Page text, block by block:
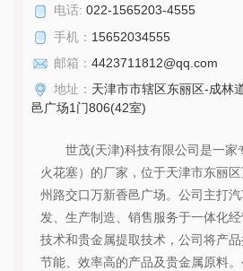
电话: 022-1565203-4555
手机： 15652034555
邮箱： 4423711812@qq.com
地址： 天津市市辖区东丽区-成林
邑广场1门806(42室)
世茂(天津)科技有限公司是一家
火花塞）的厂家，位于天津市东丽
州路交口万新香邑广场。公司主打
发、生产制造、销售服务于一体化
技术和贵金属提取技术，公司将产
节能、效率高的产品及贵金属原料